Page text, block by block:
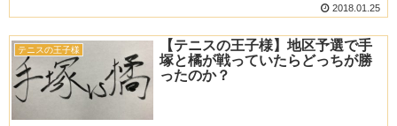
2018.01.25
テニスの王子様
【テニスの王子様】地区予選で手
塚と橘が戦っていたらどっちが勝
ったのか？